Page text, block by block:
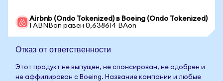
Airbnb (Ondo Tokenized) в Boeing (Ondo Tokenized)
1 ABNBon равен 0,638614 BAon
Отказ от ответственности
Этот продукт не выпущен, не спонсирован, не одобрен и
не аффилирован с Boeing. Название компании и любые